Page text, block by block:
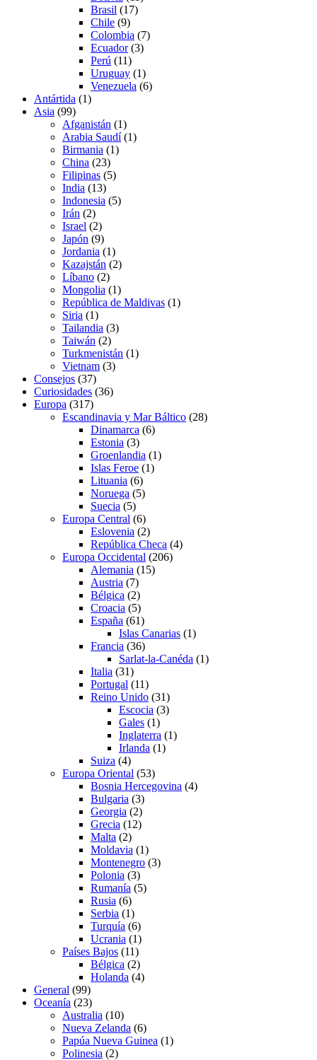
Brasil (17)
Chile (9)
Colombia (7)
Ecuador(3)
Perú (11)
Uruguay (1)
Venezuela (6)
Antártida (1)
Asia (99)
Afganistán (1)
Arabia Saudí(1)
Birmania (1)
China (23)
Filipinas (5)
India (13)
Indonesia (5)
Irán (2)
Israel (2)
Japón (9)
Jordania (1)
Kazajstán (2)
Líbano (2)
Mongolia (1)
República de Maldivas (1)
Siria (1)
Tailandia (3)
Taiwán (2)
Turkmenistán (1)
Vietnam (3)
Consejos (37)
Curiosidades (36)
Europa (317)
Escandinavia y Mar Báltico (28)
Dinamarca (6)
Estonia (3)
Groenlandia (1)
Islas Feroe (1)
Lituania (6)
Noruega (5)
Suecia (5)
Europa Central (6)
Eslovenia (2)
República Checa (4)
Europa Occidental (206)
Alemania (15)
Austria (7)
Bélgica (2)
Croacia (5)
España (61)
Islas Canarias (1)
Francia (36)
Sarlat-la-Canéda (1)
Italia (31)
Portugal (11)
Reino Unido (31)
Escocia (3)
Gales (1)
Inglaterra (1)
Irlanda (1)
Suiza (4)
Europa Oriental (53)
Bosnia Hercegovina (4)
Bulgaria (3)
Georgia (2)
Grecia (12)
Malta (2)
Moldavia (1)
Montenegro (3)
Polonia (3)
Rumanía (5)
Rusia (6)
Serbia (1)
Turquía (6)
Ucrania (1)
Países Bajos (11)
Bélgica (2)
Holanda (4)
General (99)
Oceanía (23)
Australia (10)
Nueva Zelanda (6)
Papúa Nueva Guinea (1)
Polinesia (2)